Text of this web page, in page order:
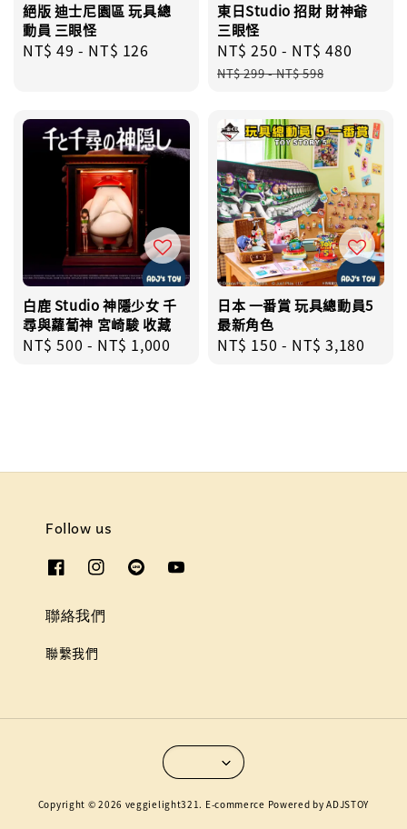
絕版 迪士尼園區 玩具總
動員 三眼怪
Regular
NT$ 49 - NT$ 126
東日Studio 招財 財神爺
三眼怪
Sale
price
NT$ 250 - NT$ 480
NT$ 299-NT$ 598
白鹿 Studio 神隱少女 千
尋與蘿蔔神 宮崎駿 收藏
Regular
NT$ 500 - NT$ 1,000
日本 一番賞 玩具總動員5
最新角色
Regular
NT$ 150 - NT$ 3,180
Follow us
聯絡我們
聯繫我們
Copyright © 2026 veggielight321. E-commerce Powered by ADJSTOY